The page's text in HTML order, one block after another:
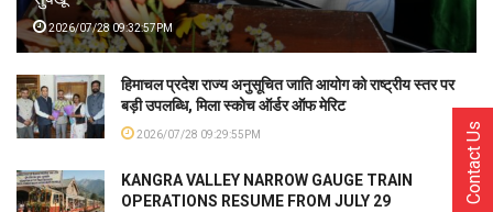
2026/07/28 09:32:57PM
हिमाचल प्रदेश राज्य अनुसूचित जाति आयोग को राष्ट्रीय स्तर पर
बड़ी उपलब्धि, मिला स्कोच ऑर्डर ऑफ मेरिट
2026/07/28 09:29:55PM
KANGRA VALLEY NARROW GAUGE TRAIN
OPERATIONS RESUME FROM JULY 29
Contact Us